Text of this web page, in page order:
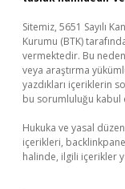
Sitemiz, 5651 Sayılı
Kurumu (BTK)
vermektedir. Bu
veya araştırma
yazdıkları içeriklerin
bu sorumluluğu kabul
Hukuka ve yasal
içerikleri,
halinde, ilgili içerikler